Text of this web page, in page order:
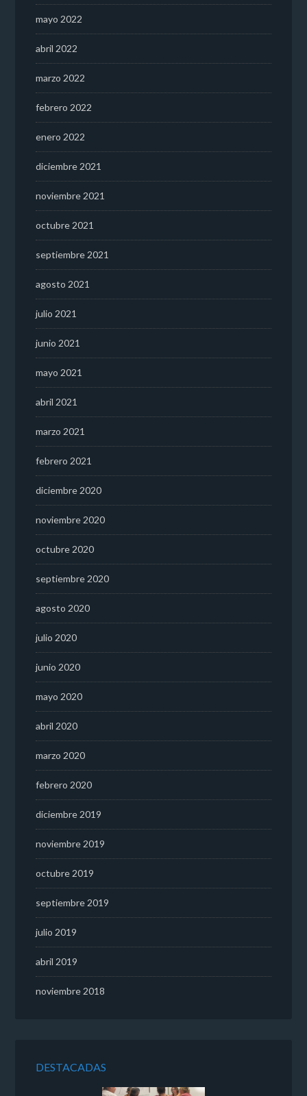
mayo 2022
abril 2022
marzo 2022
febrero 2022
enero 2022
diciembre 2021
noviembre 2021
octubre 2021
septiembre 2021
agosto 2021
julio 2021
junio 2021
mayo 2021
abril 2021
marzo 2021
febrero 2021
diciembre 2020
noviembre 2020
octubre 2020
septiembre 2020
agosto 2020
julio 2020
junio 2020
mayo 2020
abril 2020
marzo 2020
febrero 2020
diciembre 2019
noviembre 2019
octubre 2019
septiembre 2019
julio 2019
abril 2019
noviembre 2018
DESTACADAS